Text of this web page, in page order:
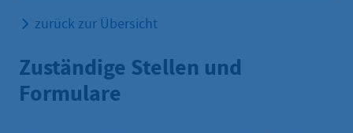
zurück zur Übersicht
Zuständige Stellen und
Formulare